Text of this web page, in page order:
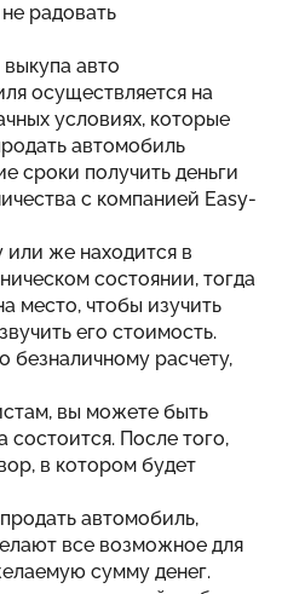
радовать
авто
осуществляется на
условиях, которые
автомобиль
сроки получить деньги
с компанией Easy-
или же находится в
состоянии, тогда
место, чтобы изучить
его стоимость.
безналичному расчету,
вы можете быть
состоится. После того,
в котором будет
автомобиль,
все возможное для
сумму денег.